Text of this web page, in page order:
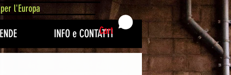
INFO e CONTATTI
l'Europa
Cart